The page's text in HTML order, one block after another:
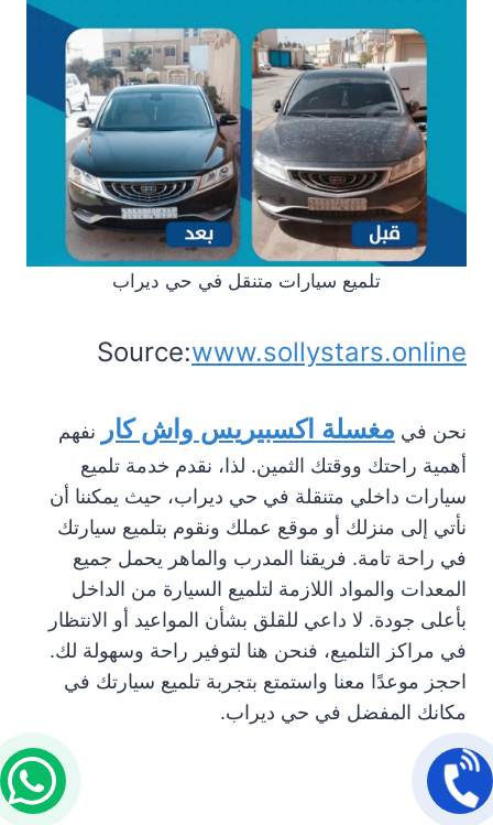
تلميع سيارات متنقل في حي ديراب
Source:www.sollystars.online
نحن في مغسلة اكسبيريس واش كار
نفهم
أهمية راحتك ووقتك الثمين. لذا، نقدم خدمة تلميع
سيارات داخلي متنقلة في حي ديراب، حيث يمكننا أن
نأتي إلى منزلك أو موقع عملك ونقوم بتلميع سيارتك
في راحة تامة. فريقنا المدرب والماهر يحمل جميع
المعدات والمواد اللازمة لتلميع السيارة من الداخل
بأعلى جودة. لا داعي للقلق بشأن المواعيد أو الانتظار
في مراكز التلميع، فنحن هنا لتوفير راحة وسهولة لك.
احجز موعدًا معنا واستمتع بتجربة تلميع سيارتك في
مكانك المفضل في حي ديراب.